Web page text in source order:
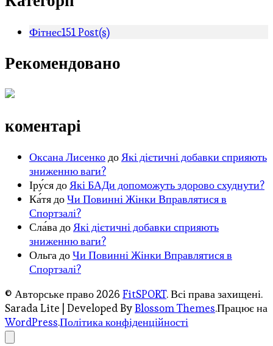
Фітнес151 Post(s)
Рекомендовано
коментарі
Оксана ЛисенкодоЯкі дієтичні добавки сприяють
зниженню ваги?
Іру́сядоЯкі БАДи допоможуть здорово схуднути?
Ка́тядоЧи Повинні Жінки Вправлятися в
Спортзалі?
Сла́вадоЯкі дієтичні добавки сприяють
зниженню ваги?
ОльгадоЧи Повинні Жінки Вправлятися в
Спортзалі?
© Авторське право 2026 FitSPORT. Всі права захищені.
Sarada Lite | Developed ByBlossom Themes.Працює на
WordPress.Політика конфіденційності